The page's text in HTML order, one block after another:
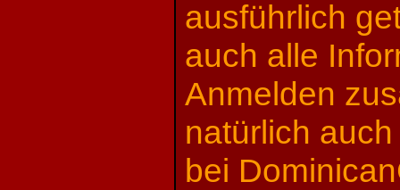
ausführlich
auch alle
Anmelden
natürlich
bei